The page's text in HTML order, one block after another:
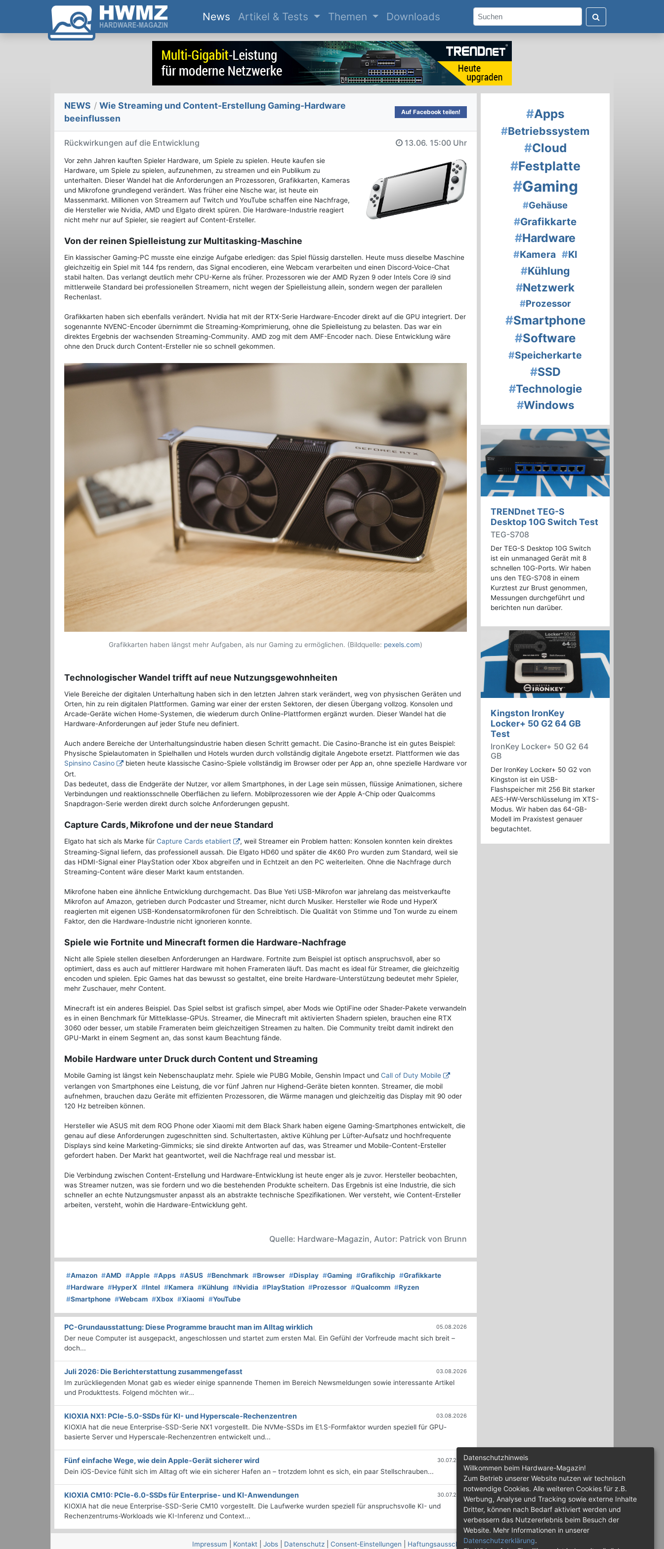
News(current)
Artikel & Tests Themen Downloads
NEWS / Wie Streaming und Content-Erstellung Gaming-Hardware
beeinflussen
Auf Facebook teilen!
Rückwirkungen auf die Entwicklung 13.06. 15:00 Uhr
Vor zehn Jahren kauften Spieler Hardware, um Spiele zu spielen. Heute kaufen sie
Hardware, um Spiele zu spielen, aufzunehmen, zu streamen und ein Publikum zu
unterhalten. Dieser Wandel hat die Anforderungen an Prozessoren, Grafikkarten, Kameras
und Mikrofone grundlegend verändert. Was früher eine Nische war, ist heute ein
Massenmarkt. Millionen von Streamern auf Twitch und YouTube schaffen eine Nachfrage,
die Hersteller wie Nvidia, AMD und Elgato direkt spüren. Die Hardware-Industrie reagiert
nicht mehr nur auf Spieler, sie reagiert auf Content-Ersteller.
Von der reinen Spielleistung zur Multitasking-Maschine
Ein klassischer Gaming-PC musste eine einzige Aufgabe erledigen: das Spiel flüssig darstellen. Heute muss dieselbe Maschine
gleichzeitig ein Spiel mit 144 fps rendern, das Signal encodieren, eine Webcam verarbeiten und einen Discord-Voice-Chat
stabil halten. Das verlangt deutlich mehr CPU-Kerne als früher. Prozessoren wie der AMD Ryzen 9 oder Intels Core i9 sind
mittlerweile Standard bei professionellen Streamern, nicht wegen der Spielleistung allein, sondern wegen der parallelen
Rechenlast.
Grafikkarten haben sich ebenfalls verändert. Nvidia hat mit der RTX-Serie Hardware-Encoder direkt auf die GPU integriert. Der
sogenannte NVENC-Encoder übernimmt die Streaming-Komprimierung, ohne die Spielleistung zu belasten. Das war ein
direktes Ergebnis der wachsenden Streaming-Community. AMD zog mit dem AMF-Encoder nach. Diese Entwicklung wäre
ohne den Druck durch Content-Ersteller nie so schnell gekommen.
Grafikkarten haben längst mehr Aufgaben, als nur Gaming zu ermöglichen. (Bildquelle: pexels.com)
Technologischer Wandel trifft auf neue Nutzungsgewohnheiten
Viele Bereiche der digitalen Unterhaltung haben sich in den letzten Jahren stark verändert, weg von physischen Geräten und
Orten, hin zu rein digitalen Plattformen. Gaming war einer der ersten Sektoren, der diesen Übergang vollzog. Konsolen und
Arcade-Geräte wichen Home-Systemen, die wiederum durch Online-Plattformen ergänzt wurden. Dieser Wandel hat die
Hardware-Anforderungen auf jeder Stufe neu definiert.
Auch andere Bereiche der Unterhaltungsindustrie haben diesen Schritt gemacht. Die Casino-Branche ist ein gutes Beispiel:
Physische Spielautomaten in Spielhallen und Hotels wurden durch vollständig digitale Angebote ersetzt. Plattformen wie das
Spinsino Casino
bieten heute klassische Casino-Spiele vollständig im Browser oder per App an, ohne spezielle Hardware vor
Ort.
Das bedeutet, dass die Endgeräte der Nutzer, vor allem Smartphones, in der Lage sein müssen, flüssige Animationen, sichere
Verbindungen und reaktionsschnelle Oberflächen zu liefern. Mobilprozessoren wie der Apple A-Chip oder Qualcomms
Snapdragon-Serie werden direkt durch solche Anforderungen gepusht.
Capture Cards, Mikrofone und der neue Standard
Elgato hat sich als Marke für Capture Cards etabliert
, weil Streamer ein Problem hatten: Konsolen konnten kein direktes
Streaming-Signal liefern, das professionell aussah. Die Elgato HD60 und später die 4K60 Pro wurden zum Standard, weil sie
das HDMI-Signal einer PlayStation oder Xbox abgreifen und in Echtzeit an den PC weiterleiten. Ohne die Nachfrage durch
Streaming-Content wäre dieser Markt kaum entstanden.
Mikrofone haben eine ähnliche Entwicklung durchgemacht. Das Blue Yeti USB-Mikrofon war jahrelang das meistverkaufte
Mikrofon auf Amazon, getrieben durch Podcaster und Streamer, nicht durch Musiker. Hersteller wie Rode und HyperX
reagierten mit eigenen USB-Kondensatormikrofonen für den Schreibtisch. Die Qualität von Stimme und Ton wurde zu einem
Faktor, den die Hardware-Industrie nicht ignorieren konnte.
Spiele wie Fortnite und Minecraft formen die Hardware-Nachfrage
Nicht alle Spiele stellen dieselben Anforderungen an Hardware. Fortnite zum Beispiel ist optisch anspruchsvoll, aber so
optimiert, dass es auch auf mittlerer Hardware mit hohen Frameraten läuft. Das macht es ideal für Streamer, die gleichzeitig
encoden und spielen. Epic Games hat das bewusst so gestaltet, eine breite Hardware-Unterstützung bedeutet mehr Spieler,
mehr Zuschauer, mehr Content.
Minecraft ist ein anderes Beispiel. Das Spiel selbst ist grafisch simpel, aber Mods wie OptiFine oder Shader-Pakete verwandeln
es in einen Benchmark für Mittelklasse-GPUs. Streamer, die Minecraft mit aktivierten Shadern spielen, brauchen eine RTX
3060 oder besser, um stabile Frameraten beim gleichzeitigen Streamen zu halten. Die Community treibt damit indirekt den
GPU-Markt in einem Segment an, das sonst kaum Beachtung fände.
Mobile Hardware unter Druck durch Content und Streaming
Mobile Gaming ist längst kein Nebenschauplatz mehr. Spiele wie PUBG Mobile, Genshin Impact und Call of Duty Mobile
verlangen von Smartphones eine Leistung, die vor fünf Jahren nur Highend-Geräte bieten konnten. Streamer, die mobil
aufnehmen, brauchen dazu Geräte mit effizienten Prozessoren, die Wärme managen und gleichzeitig das Display mit 90 oder
120 Hz betreiben können.
Hersteller wie ASUS mit dem ROG Phone oder Xiaomi mit dem Black Shark haben eigene Gaming-Smartphones entwickelt, die
genau auf diese Anforderungen zugeschnitten sind. Schultertasten, aktive Kühlung per Lüfter-Aufsatz und hochfrequente
Displays sind keine Marketing-Gimmicks; sie sind direkte Antworten auf das, was Streamer und Mobile-Content-Ersteller
gefordert haben. Der Markt hat geantwortet, weil die Nachfrage real und messbar ist.
Die Verbindung zwischen Content-Erstellung und Hardware-Entwicklung ist heute enger als je zuvor. Hersteller beobachten,
was Streamer nutzen, was sie fordern und wo die bestehenden Produkte scheitern. Das Ergebnis ist eine Industrie, die sich
schneller an echte Nutzungsmuster anpasst als an abstrakte technische Spezifikationen. Wer versteht, wie Content-Ersteller
arbeiten, versteht, wohin die Hardware-Entwicklung geht.
Quelle: Hardware-Magazin, Autor: Patrick von Brunn
#Amazon #AMD #Apple #Apps #ASUS #Benchmark #Browser #Display #Gaming #Grafikchip #Grafikkarte
#Hardware #HyperX #Intel #Kamera #Kühlung #Nvidia #PlayStation #Prozessor #Qualcomm #Ryzen
#Smartphone #Webcam #Xbox #Xiaomi #YouTube
PC-Grundausstattung: Diese Programme braucht man im Alltag wirklich 05.08.2026
Der neue Computer ist ausgepackt, angeschlossen und startet zum ersten Mal. Ein Gefühl der Vorfreude macht sich breit –
doch...
Juli 2026: Die Bericht­erstattung zusammengefasst 03.08.2026
Im zurückliegenden Monat gab es wieder einige spannende Themen im Bereich Newsmeldungen sowie interessante Artikel
und Produkttests. Folgend möchten wir...
KIOXIA NX1: PCIe-5.0-SSDs für KI- und Hyperscale-Rechenzentren 03.08.2026
KIOXIA hat die neue Enterprise-SSD-Serie NX1 vorgestellt. Die NVMe-SSDs im E1.S-Formfaktor wurden speziell für GPU-
basierte Server und Hyperscale-Rechenzentren entwickelt und...
Fünf einfache Wege, wie dein Apple-Gerät sicherer wird 30.07.2026
Dein iOS-Device fühlt sich im Alltag oft wie ein sicherer Hafen an – trotzdem lohnt es sich, ein paar Stellschrauben...
KIOXIA CM10: PCIe-6.0-SSDs für Enterprise- und KI-Anwendungen 30.07.2026
KIOXIA hat die neue Enterprise-SSD-Serie CM10 vorgestellt. Die Laufwerke wurden speziell für anspruchsvolle KI- und
Rechenzentrums-Workloads wie KI-Inferenz und Context...
#Apps
#Betriebssystem
#Cloud
#Festplatte
#Gaming
#Gehäuse
#Grafikkarte
#Hardware
#Kamera #KI
#Kühlung
#Netzwerk
#Prozessor
#Smartphone
#Software
#Speicherkarte
#SSD
#Technologie
#Windows
TRENDnet TEG-S
Desktop 10G Switch Test
TEG-S708
Der TEG-S Desktop 10G Switch
ist ein unmanaged Gerät mit 8
schnellen 10G-Ports. Wir haben
uns den TEG-S708 in einem
Kurztest zur Brust genommen,
Messungen durchgeführt und
berichten nun darüber.
Kingston IronKey
Locker+ 50 G2 64 GB
Test
IronKey Locker+ 50 G2 64
GB
Der IronKey Locker+ 50 G2 von
Kingston ist ein USB-
Flashspeicher mit 256 Bit starker
AES-HW-Verschlüsselung im XTS-
Modus. Wir haben das 64-GB-
Modell im Praxistest genauer
begutachtet.
Impressum Kontakt Jobs Datenschutz Consent‑Einstellungen Haftungsausschluss
Datenschutzhinweis
Willkommen beim Hardware-Magazin!
Zum Betrieb unserer Website nutzen wir technisch
notwendige Cookies. Alle weiteren Cookies für z.B.
Werbung, Analyse und Tracking sowie externe Inhalte
Dritter, können nach Bedarf aktiviert werden und
verbessern das Nutzererlebnis beim Besuch der
Website. Mehr Informationen in unserer
Datenschutzerklärung.